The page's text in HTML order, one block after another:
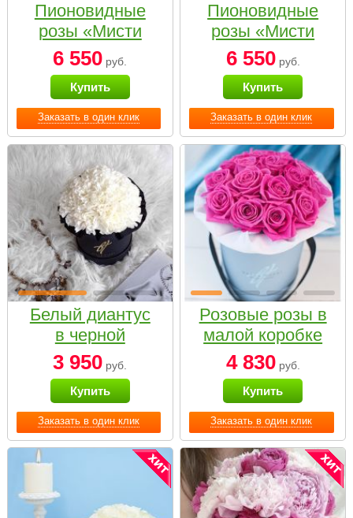
Заказать в один клик
Пионовидные
розы «Мисти
бабблс» в белой
коробке Small
6 550 руб.
Купить
Заказать в один клик
Пионовидные
розы «Мисти
бабблс» в
черной коробке
Small
6 550руб.
Купить
Заказать в один клик
Белый диантус
в черной
коробке Small
3 950 руб.
Купить
Заказать в один клик
Розовые розы в
малой коробке
4 830руб.
Купить